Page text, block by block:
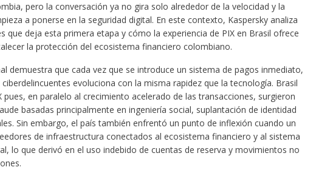
pero la conversación ya no gira solo alrededor de la velocidad y la
a ponerse en la seguridad digital. En este contexto, Kaspersky analiza
que deja esta primera etapa y cómo la experiencia de PIX en Brasil ofrece
la protección del ecosistema financiero colombiano.
demuestra que cada vez que se introduce un sistema de pagos inmediato,
evoluciona con la misma rapidez que la tecnología. Brasil
en paralelo al crecimiento acelerado de las transacciones, surgieron
basadas principalmente en ingeniería social, suplantación de identidad
Sin embargo, el país también enfrentó un punto de inflexión cuando un
de infraestructura conectados al ecosistema financiero y al sistema
lo que derivó en el uso indebido de cuentas de reserva y movimientos no